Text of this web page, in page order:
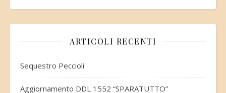
ARTICOLI RECENTI
Sequestro Peccioli
Aggiornamento DDL 1552 “SPARATUTTO”